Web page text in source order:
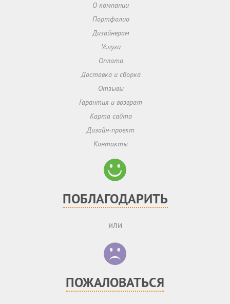
О компании
Портфолио
Дизайнерам
Услуги
Оплата
Доставка и сборка
Отзывы
Гарантия и возврат
Карта сайта
Дизайн-проект
Контакты
ПОБЛАГОДАРИТЬ
или
ПОЖАЛОВАТЬСЯ